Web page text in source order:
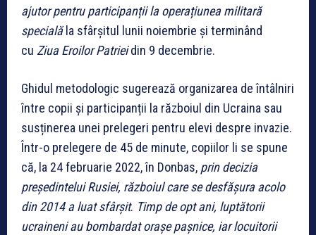
ajutor pentru participanții la operațiunea militară
specialăla sfârșitul lunii noiembrie și terminând
cu Ziua Eroilor Patrieidin 9 decembrie.
Ghidul metodologic sugerează organizarea de întâlniri
între copii și participanții la războiul din Ucraina sau
susținerea unei prelegeri pentru elevi despre invazie.
Într-o prelegere de 45 de minute, copiilor li se spune
că, la 24 februarie 2022, în Donbas, prin decizia
președintelui Rusiei, războiul care se desfășura acolo
din 2014 a luat sfârșit. Timp de opt ani, luptătorii
ucraineni au bombardat orașe pașnice, iar locuitorii